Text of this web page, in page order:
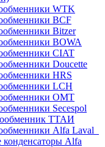
WTK
BCF
Bitzer
BOWA
CIAT
Doucette
HRS
LCH
OMT
Secespol
ТТАИ
Alfa Laval
Alfa